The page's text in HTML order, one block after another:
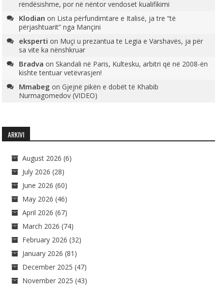
rëndësishme, por në nëntor vendoset kualifikimi
Klodian on Lista përfundimtare e Italisë, ja tre “të
përjashtuarit” nga Mançini
eksperti on Muçi u prezantua te Legia e Varshavës, ja për
sa vite ka nënshkruar
Bradva onSkandali në Paris, Kultesku, arbitri që në 2008-ën
kishte tentuar vetëvrasjen!
Mmabeg onGjejnë pikën e dobët të Khabib
Nurmagomedov (VIDEO)
ARKIVI
August 2026 (6)
July 2026 (28)
June 2026 (60)
May 2026 (46)
April 2026 (67)
March 2026 (74)
February 2026 (32)
January 2026 (81)
December 2025 (47)
November 2025 (43)